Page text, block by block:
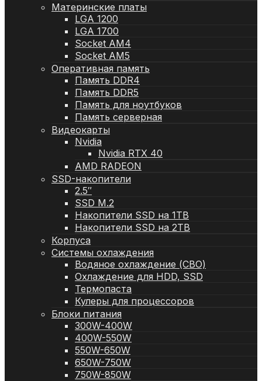
Материнские платы
LGA 1200
LGA 1700
Socket AM4
Socket AM5
Оперативная память
Память DDR4
Память DDR5
Память для ноутбуков
Память серверная
Видеокарты
Nvidia
Nvidia RTX 40
AMD RADEON
SSD-накопители
2.5″
SSD M.2
Накопители SSD на 1TB
Накопители SSD на 2TB
Корпуса
Системы охлаждения
Водяное охлаждение (СВО)
Охлаждение для HDD, SSD
Термопаста
Кулеры для процессоров
Блоки питания
300W-400W
400W-550W
550W-650W
650W-750W
750W-850W